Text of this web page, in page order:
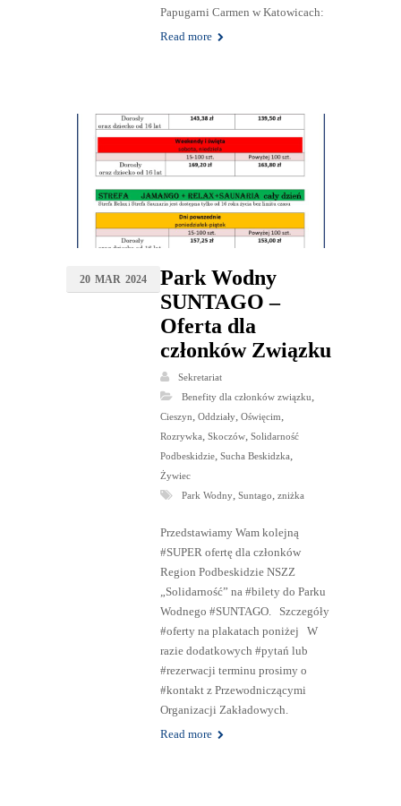
Papugarni Carmen w Katowicach:
Read more
20 MAR 2024
Park Wodny
SUNTAGO –
Oferta dla
członków Związku
Sekretariat
Benefity dla członków związku,
Cieszyn, Oddziały, Oświęcim,
Rozrywka, Skoczów, Solidarność
Podbeskidzie, Sucha Beskidzka,
Żywiec
Park Wodny, Suntago, zniżka
Przedstawiamy Wam kolejną
#SUPER ofertę dla członków
Region Podbeskidzie NSZZ
„Solidarność” na #bilety do Parku
Wodnego #SUNTAGO. Szczegóły
#oferty na plakatach poniżej W
razie dodatkowych #pytań lub
#rezerwacji terminu prosimy o
#kontakt z Przewodniczącymi
Organizacji Zakładowych.
Read more